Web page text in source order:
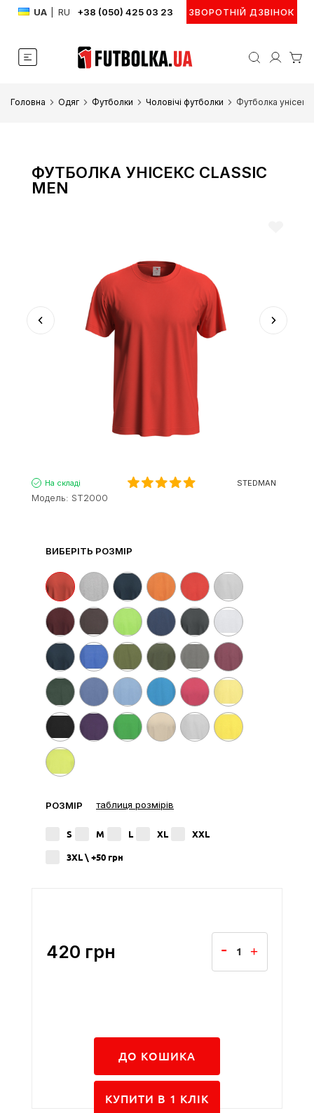
UA RU +38 (050) 425 03 23 ЗВОРОТНІЙ ДЗВІНОК
Головна Одяг Футболки Чоловічі футболки Футболка унісекс
ФУТБОЛКА УНІСЕКС CLASSIC
MEN
На складі STEDMAN
Модель: ST2000
ВИБЕРІТЬ РОЗМІР
РОЗМІР таблиця розмірів
S M L XL XXL
3XL \ +50 грн
420 грн
ДО КОШИКА
КУПИТИ В 1 КЛIК